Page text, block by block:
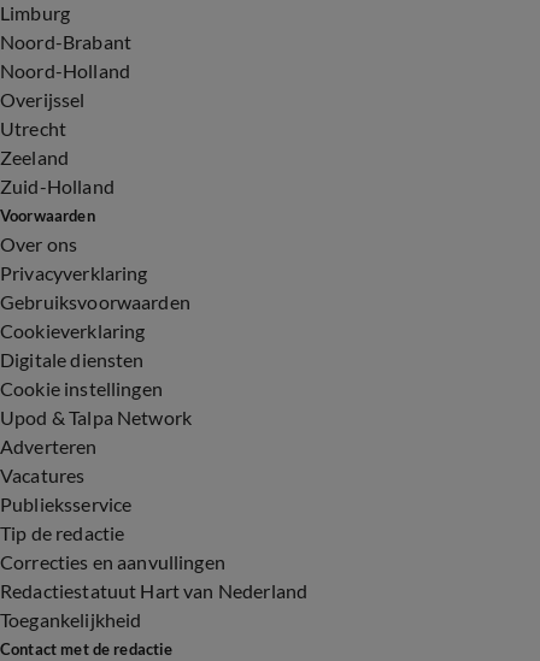
Limburg
Noord-Brabant
Noord-Holland
Overijssel
Utrecht
Zeeland
Zuid-Holland
Voorwaarden
Over ons
Privacyverklaring
Gebruiksvoorwaarden
Cookieverklaring
Digitale diensten
Cookie instellingen
Upod & Talpa Network
Adverteren
Vacatures
Publieksservice
Tip de redactie
Correcties en aanvullingen
Redactiestatuut Hart van Nederland
Toegankelijkheid
Contact met de redactie